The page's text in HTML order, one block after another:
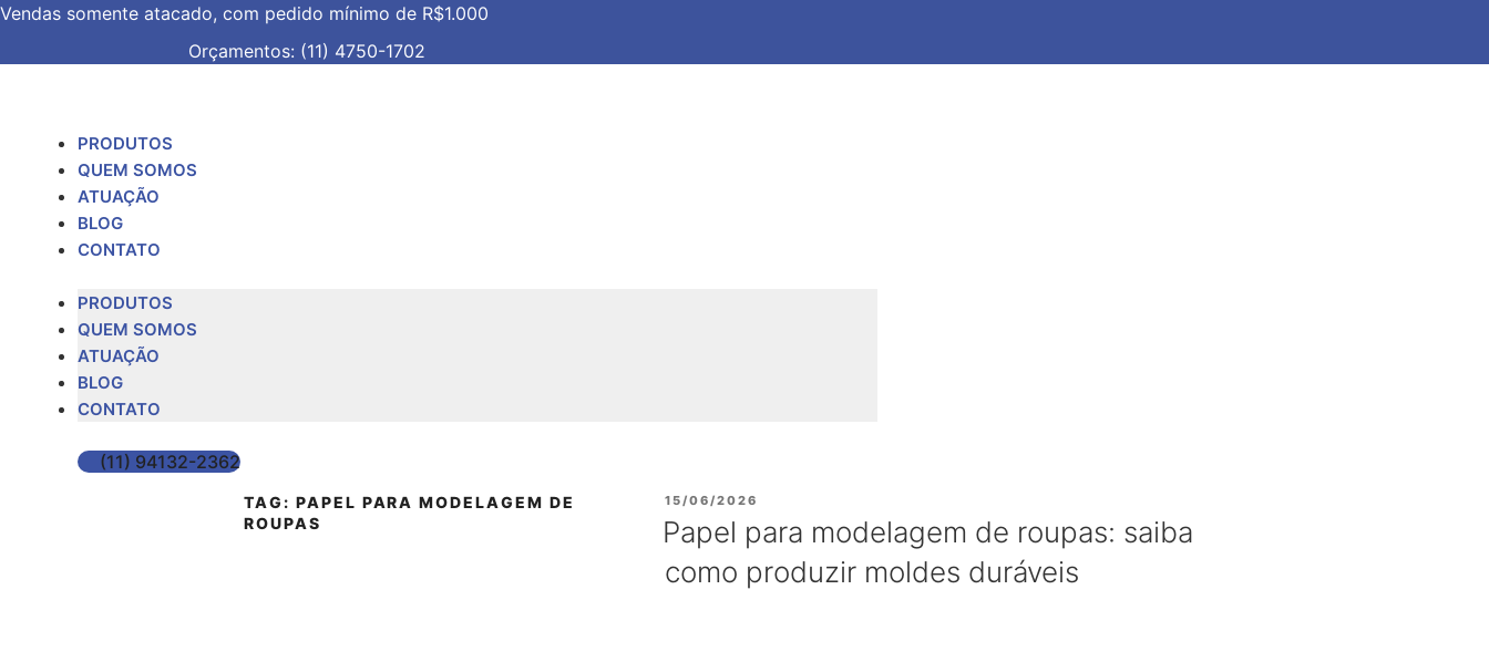
Vendas somente atacado, com pedido mínimo de R$1.000
Orçamentos: (11) 4750-1702
PRODUTOS
QUEM SOMOS
ATUAÇÃO
BLOG
CONTATO
PRODUTOS
QUEM SOMOS
ATUAÇÃO
BLOG
CONTATO
(11) 94132-2362
TAG: PAPEL PARA MODELAGEM DE
ROUPAS
PUBLICADO
EM
15/06/2026
Papel para modelagem de roupas: saiba
como produzir moldes duráveis